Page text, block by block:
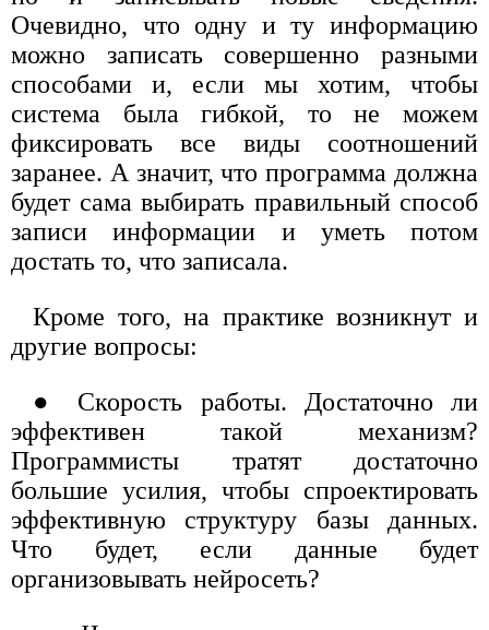
Очевидно, что одну и ту информацию
можно записать совершенно разными
способами и, если мы хотим, чтобы
система была гибкой, то не можем
фиксировать все виды соотношений
заранее. А значит, что программа должна
будет сама выбирать правильный способ
записи информации и уметь потом
достать то, что записала.
Кроме того, на практике возникнут и
другие вопросы:
● Скорость работы. Достаточно ли
эффективен такой механизм?
Программисты тратят достаточно
большие усилия, чтобы спроектировать
эффективную структуру базы данных.
Что будет, если данные будет
организовывать нейросеть?